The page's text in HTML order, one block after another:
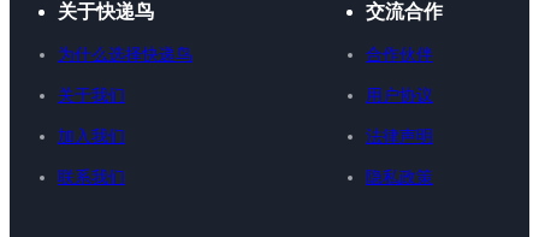
关于快递鸟
为什么选择快递鸟
关于我们
加入我们
联系我们
交流合作
合作伙伴
用户协议
法律声明
隐私政策